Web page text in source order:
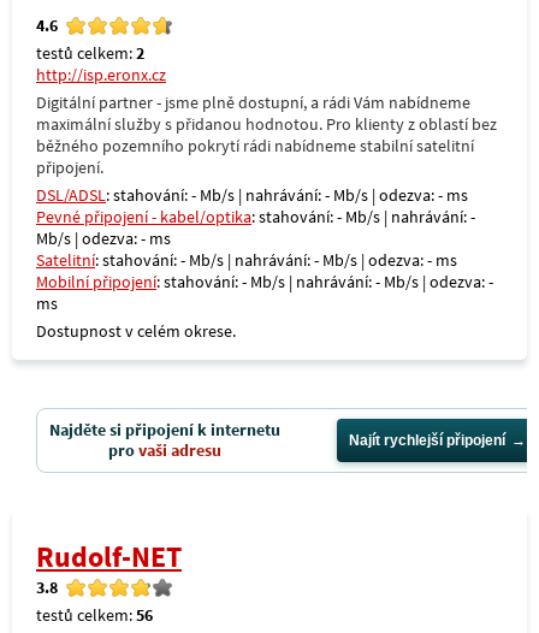
4.6
testů celkem:2
http://isp.eronx.cz
Digitální partner - jsme plně dostupní, a rádi Vám nabídneme
maximální služby s přidanou hodnotou. Pro klienty z oblastí bez
běžného pozemního pokrytí rádi nabídneme stabilní satelitní
připojení.
DSL/ADSL: stahování: - Mb/s | nahrávání: - Mb/s | odezva: - ms
Pevné připojení - kabel/optika: stahování: - Mb/s | nahrávání: -
Mb/s | odezva: - ms
Satelitní: stahování: - Mb/s | nahrávání: - Mb/s | odezva: - ms
Mobilní připojení: stahování: - Mb/s | nahrávání: - Mb/s | odezva: -
ms
Dostupnost v celém okrese.
Najděte si připojení k internetu
provaši adresu Najít rychlejší připojení
Rudolf-NET
3.8
testů celkem:56